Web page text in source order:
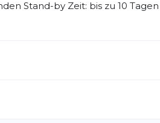
Stand-by Zeit: bis zu 10